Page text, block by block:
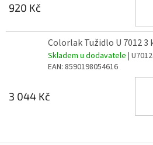
920 Kč
Colorlak Tužidlo U 7012 3
Skladem u dodavatele |
EAN: 8590198054616
3 044 Kč